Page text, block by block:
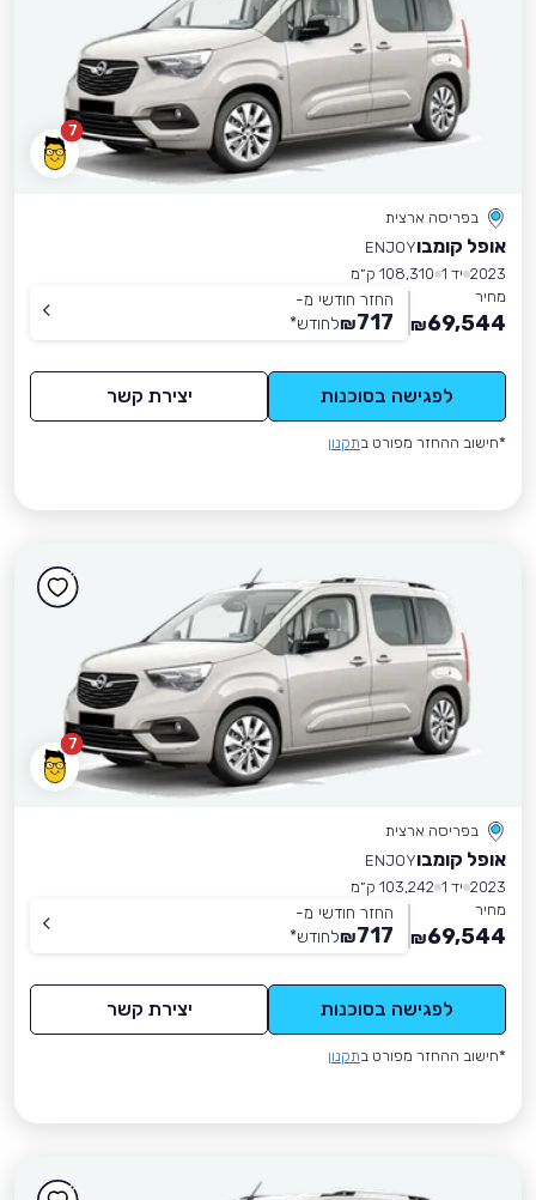
7
בפריסה ארצית
אופל קומבוENJOY
2023 יד 1
108,310 ק״מ
מחיר
69,544
₪
החזר חודשי מ-
717
₪לחודש*
לפגישה בסוכנות יצירת קשר
*חישוב ההחזר מפורט בתקנון
7
בפריסה ארצית
אופל קומבוENJOY
2023 יד 1
103,242 ק״מ
מחיר
69,544
₪
החזר חודשי מ-
717
₪לחודש*
לפגישה בסוכנות יצירת קשר
*חישוב ההחזר מפורט בתקנון